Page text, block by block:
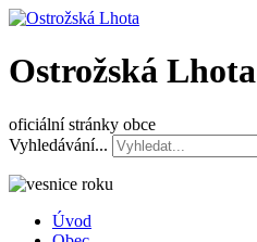
Ostrožská Lhota
oficiální stránky obce
Vyhledávání...
Úvod